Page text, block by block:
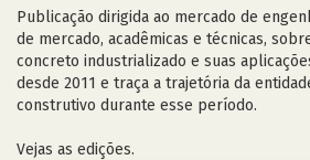
Publicação dirigida ao mercado de
de mercado, acadêmicas e técnicas,
concreto industrializado e suas
desde 2011 e traça a trajetória da
construtivo durante esse período.
Vejas as edições.